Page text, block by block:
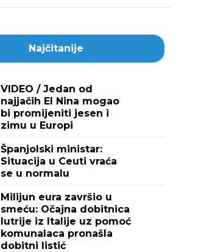
Najčitanije
VIDEO / Jedan od
najjačih El Nina mogao
bi promijeniti jesen i
zimu u Europi
Španjolski ministar:
Situacija u Ceuti vraća
se u normalu
Milijun eura završio u
smeću: Očajna dobitnica
lutrije iz Italije uz pomoć
komunalaca pronašla
dobitni listić